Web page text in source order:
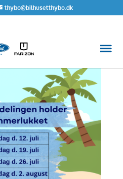
thybo@bilhusetthybo.dk